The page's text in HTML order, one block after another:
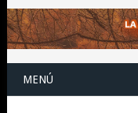
MENÚ